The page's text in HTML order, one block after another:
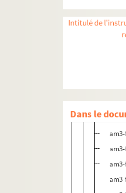
Intitulé de
Dans le